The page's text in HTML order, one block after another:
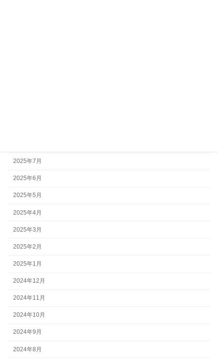
2025年7月
2025年6月
2025年5月
2025年4月
2025年3月
2025年2月
2025年1月
2024年12月
2024年11月
2024年10月
2024年9月
2024年8月